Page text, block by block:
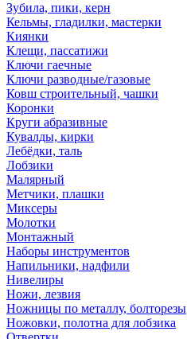
Зубила, пики, керн
Кельмы, гладилки, мастерки
Киянки
Клещи, пассатижи
Ключи гаечные
Ключи разводные/газовые
Ковш строительный, чашки
Коронки
Круги абразивные
Кувалды, кирки
Лебёдки, таль
Лобзики
Малярный
Метчики, плашки
Миксеры
Молотки
Монтажный
Наборы инструментов
Напильники, надфили
Нивелиры
Ножи, лезвия
Ножницы по металлу, болторезы
Ножовки, полотна для лобзика